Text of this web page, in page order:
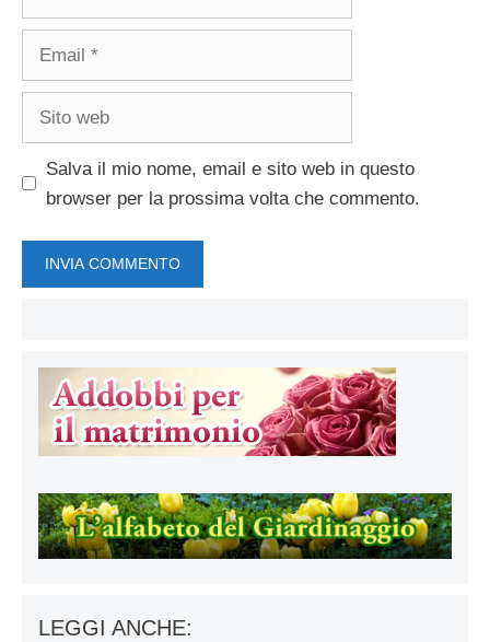
Salva il mio nome, email e sito web in questo
browser per la prossima volta che commento.
LEGGI ANCHE: